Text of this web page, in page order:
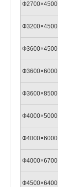
Ф2700×4500
Ф3200×4500
Ф3600×4500
Ф3600×6000
Ф3600×8500
Ф4000×5000
Ф4000×6000
Ф4000×6700
Ф4500×6400